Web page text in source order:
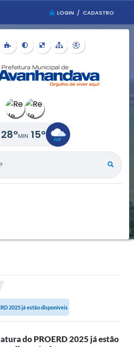
LOGIN / CADASTRO
28° 15°
2025 já estão disponíveis
do PROERD 2025 já estão